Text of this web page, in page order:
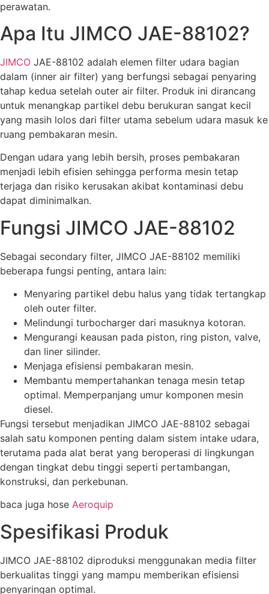
perawatan.
Apa Itu JIMCO JAE-88102?
JIMCO JAE-88102 adalah elemen filter udara bagian
dalam (inner air filter) yang berfungsi sebagai penyaring
tahap kedua setelah outer air filter. Produk ini dirancang
untuk menangkap partikel debu berukuran sangat kecil
yang masih lolos dari filter utama sebelum udara masuk ke
ruang pembakaran mesin.
Dengan udara yang lebih bersih, proses pembakaran
menjadi lebih efisien sehingga performa mesin tetap
terjaga dan risiko kerusakan akibat kontaminasi debu
dapat diminimalkan.
Fungsi JIMCO JAE-88102
Sebagai secondary filter, JIMCO JAE-88102 memiliki
beberapa fungsi penting, antara lain:
Menyaring partikel debu halus yang tidak tertangkap
oleh outer filter.
Melindungi turbocharger dari masuknya kotoran.
Mengurangi keausan pada piston, ring piston, valve,
dan liner silinder.
Menjaga efisiensi pembakaran mesin.
Membantu mempertahankan tenaga mesin tetap
optimal. Memperpanjang umur komponen mesin
diesel.
Fungsi tersebut menjadikan JIMCO JAE-88102 sebagai
salah satu komponen penting dalam sistem intake udara,
terutama pada alat berat yang beroperasi di lingkungan
dengan tingkat debu tinggi seperti pertambangan,
konstruksi, dan perkebunan.
baca juga hose Aeroquip
Spesifikasi Produk
JIMCO JAE-88102 diproduksi menggunakan media filter
berkualitas tinggi yang mampu memberikan efisiensi
penyaringan optimal.